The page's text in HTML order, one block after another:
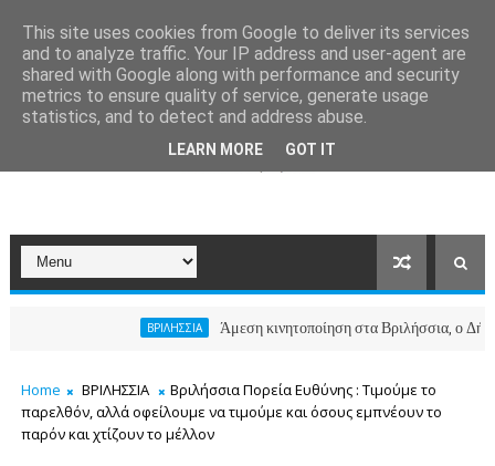
ΒΡΙΛΗΣΣΙΑ Άμεση κινητοποίηση στα Βριλήσσια, ο Δήμος
Home ΒΡΙΛΗΣΣΙΑ
Βριλήσσια Πορεία Ευθύνης : Τιμούμε το
παρελθόν, αλλά οφείλουμε να τιμούμε και όσους εμπνέουν το
παρόν και χτίζουν το μέλλον
This site uses cookies from Google to deliver its services
and to analyze traffic. Your IP address and user-agent are
shared with Google along with performance and security
metrics to ensure quality of service, generate usage
statistics, and to detect and address abuse.
LEARN MORE GOT IT